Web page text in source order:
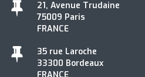
21, Avenue Trudaine
75009 Paris
FRANCE
35 rue Laroche
33300 Bordeaux
FRANCE